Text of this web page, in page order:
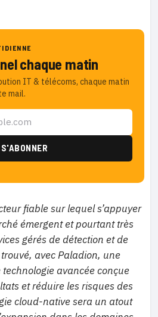
chaque matin
IT & télécoms, chaque matin
mail.
fiable sur lequel s’appuyer
émergent et pourtant très
gérés de détection et de
avec Paladion, une
avancée conçue
et réduire les risques des
cloud-native sera un atout